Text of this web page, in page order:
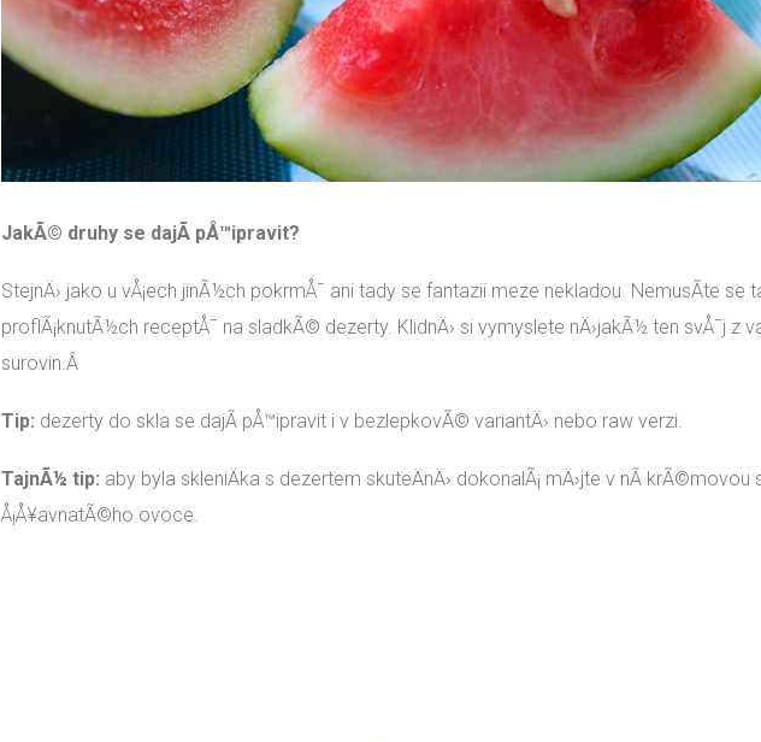
JakÃ© druhy se dajÃ­ pÅ™ipravit?
StejnÄ› jako u vÅ¡ech jinÃ½ch pokrmÅ¯ ani tady se fantazii meze nekladou. NemusÃ­te se
proflÃ¡knutÃ½ch receptÅ¯ na sladkÃ© dezerty. KlidnÄ› si vymyslete nÄ›jakÃ½ ten svÅ¯j z
surovin.Â
Tip: dezerty do skla se dajÃ­ pÅ™ipravit i v bezlepkovÃ© variantÄ› nebo raw verzi.
TajnÃ½ tip: aby byla skleniÄka s dezertem skuteÄnÄ› dokonalÃ¡ mÄ›jte v nÃ­ krÃ©movou
Å¡Å¥avnatÃ©ho ovoce.